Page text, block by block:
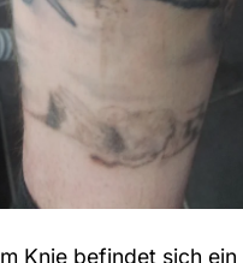
Knie befindet sich ein